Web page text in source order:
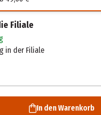
Filiale
in der Filiale
In den Warenkorb